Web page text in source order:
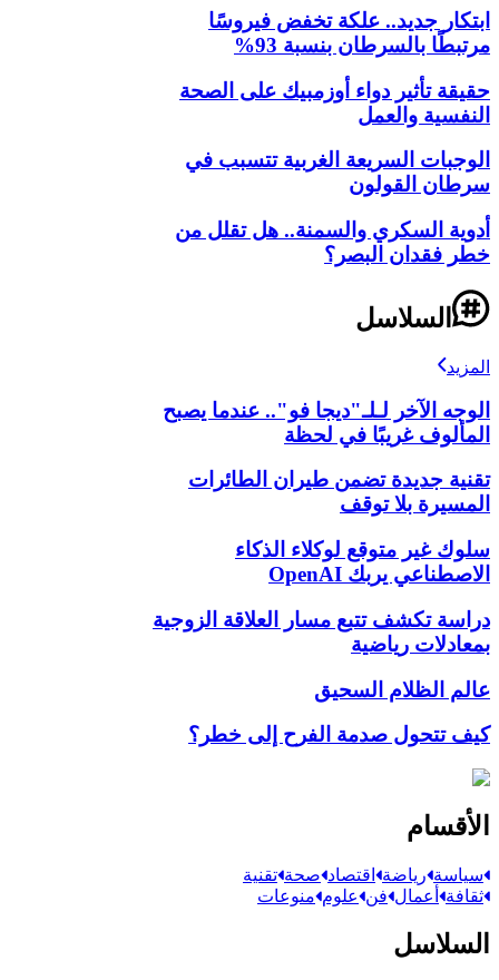
ابتكار جديد.. علكة تخفض فيروسًا
مرتبطًا بالسرطان بنسبة 93%
حقيقة تأثير دواء أوزمبيك على الصحة
النفسية والعمل
الوجبات السريعة الغربية تتسبب في
سرطان القولون
أدوية السكري والسمنة.. هل تقلل من
خطر فقدان البصر؟
السلاسل
المزيد
الوجه الآخر لـلـ"ديجا فو".. عندما يصبح
المألوف غريبًا في لحظة
تقنية جديدة تضمن طيران الطائرات
المسيرة بلا توقف
سلوك غير متوقع لوكلاء الذكاء
الاصطناعي يربك OpenAI
دراسة تكشف تتبع مسار العلاقة الزوجية
بمعادلات رياضية
عالم الظلام السحيق
كيف تتحول صدمة الفرح إلى خطر؟
الأقسام
سياسة رياضة اقتصاد صحة تقنية
ثقافة أعمال فن علوم منوعات
السلاسل